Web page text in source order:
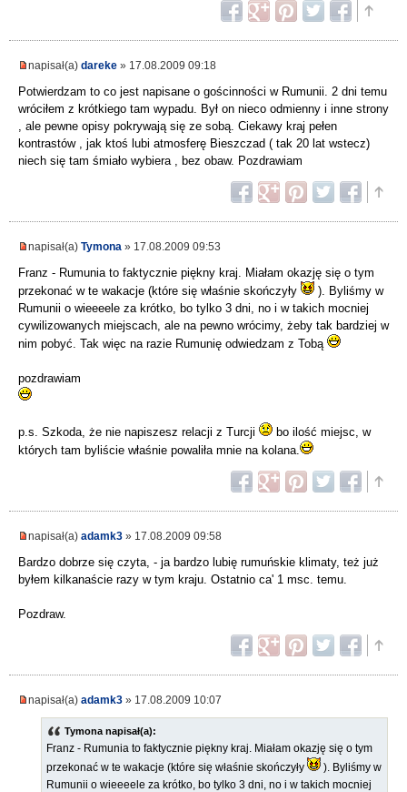
napisał(a) dareke » 17.08.2009 09:18
Potwierdzam to co jest napisane o gościnności w Rumunii. 2 dni temu
wróciłem z krótkiego tam wypadu. Był on nieco odmienny i inne strony
, ale pewne opisy pokrywają się ze sobą. Ciekawy kraj pełen
kontrastów , jak ktoś lubi atmosferę Bieszczad ( tak 20 lat wstecz)
niech się tam śmiało wybiera , bez obaw. Pozdrawiam
napisał(a) Tymona » 17.08.2009 09:53
Franz - Rumunia to faktycznie piękny kraj. Miałam okazję się o tym
przekonać w te wakacje (które się właśnie skończyły
). Byliśmy w
Rumunii o wieeeele za krótko, bo tylko 3 dni, no i w takich mocniej
cywilizowanych miejscach, ale na pewno wrócimy, żeby tak bardziej w
nim pobyć. Tak więc na razie Rumunię odwiedzam z Tobą
pozdrawiam
p.s. Szkoda, że nie napiszesz relacji z Turcji
bo ilość miejsc, w
których tam byliście właśnie powaliła mnie na kolana.
napisał(a) adamk3 » 17.08.2009 09:58
Bardzo dobrze się czyta, - ja bardzo lubię rumuńskie klimaty, też już
byłem kilkanaście razy w tym kraju. Ostatnio ca' 1 msc. temu.
Pozdraw.
napisał(a) adamk3 » 17.08.2009 10:07
Tymona napisał(a):
Franz - Rumunia to faktycznie piękny kraj. Miałam okazję się o tym
przekonać w te wakacje (które się właśnie skończyły
). Byliśmy w
Rumunii o wieeeele za krótko, bo tylko 3 dni, no i w takich mocniej